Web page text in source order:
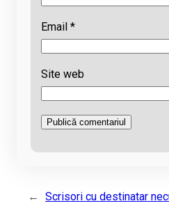
Email *
Site web
←
Scrisori cu destinatar